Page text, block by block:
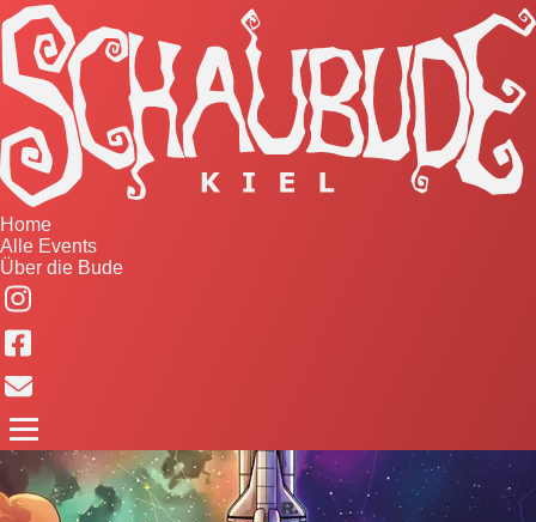
Home
Alle Events
Über die Bude